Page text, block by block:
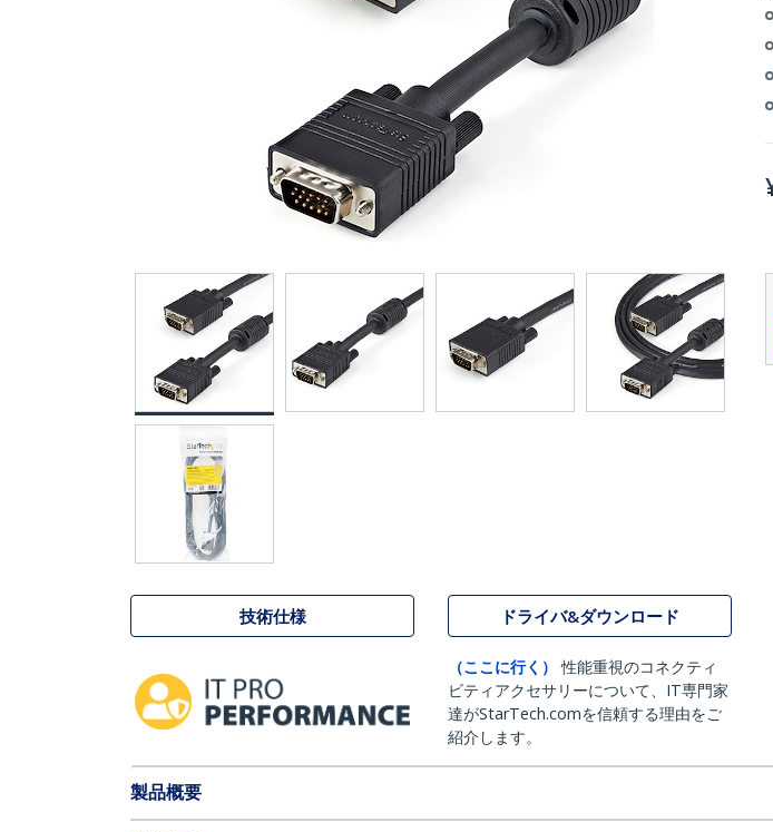
技術仕様 ドライバ&ダウンロード
（ここに行く）
性能重視のコネクティ
ビティアクセサリーについて、IT専門家
達がStarTech.comを信頼する理由をご
紹介します。
製品概要